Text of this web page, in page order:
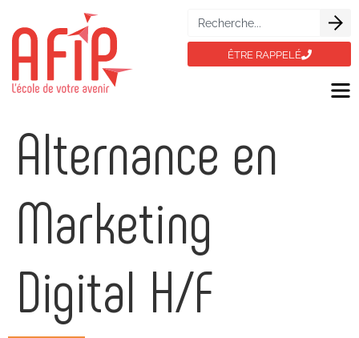
ÊTRE RAPPELÉ
Alternance en
Marketing
Digital H/F